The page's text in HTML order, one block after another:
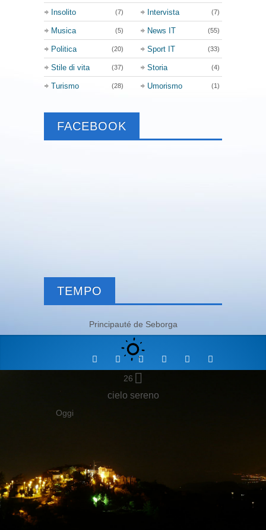
Insolito (7) Intervista (7)
Musica (5) News IT (55)
Politica (20) Sport IT (33)
Stile di vita (37) Storia (4)
Turismo (28) Umorismo (1)
FACEBOOK
TEMPO
Principauté de Seborga
26
cielo sereno
Oggi